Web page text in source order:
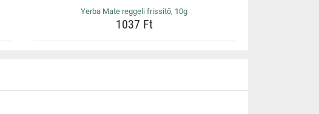
Yerba Mate reggeli frissítő, 10g
1037 Ft